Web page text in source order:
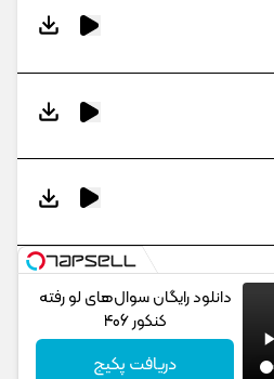
دانلود رایگان سوال‌های لو رفته
کنکور 406
دریافت پکیج